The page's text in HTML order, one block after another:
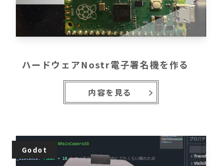
ハードウェアNostr電子署名機を作る
内容を見る
Godot